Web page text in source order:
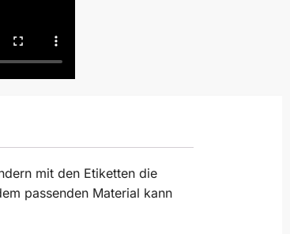
mit den Etiketten die
passenden Material kann